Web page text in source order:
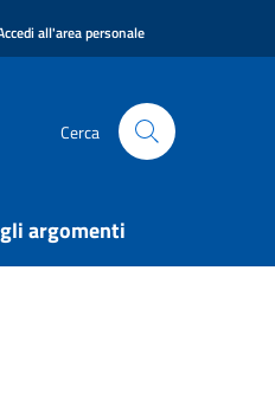
all'area personale
Cerca
argomenti